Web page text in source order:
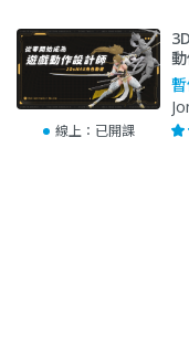
線上： 已開課